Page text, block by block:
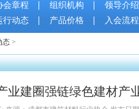
会章程 组织机构
领导介绍
行动态 产品价格 入会流程
态 >
业建圈强链绿色建材